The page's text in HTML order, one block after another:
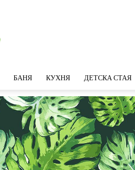
БАНЯ КУХНЯ ДЕТСКА СТАЯ